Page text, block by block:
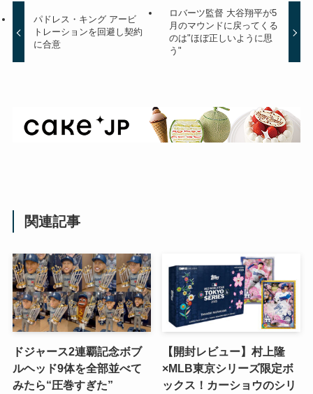
パドレス・キング アービ
トレーションを回避し契約
に合意
ロバーツ監督 大谷翔平が5
月のマウンドに戻ってくる
のは"ほぼ正しいように思
う"
関連記事
ドジャース2連覇記念ボブ
ルヘッド9体を全部並べて
みたら“圧巻すぎた”
【開封レビュー】村上隆
×MLB東京シリーズ限定ボ
ックス！カーショウのシリ